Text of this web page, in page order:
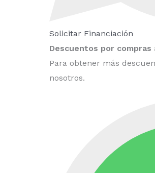
Solicitar Financiación
Descuentos por compras
Para obtener más
nosotros.